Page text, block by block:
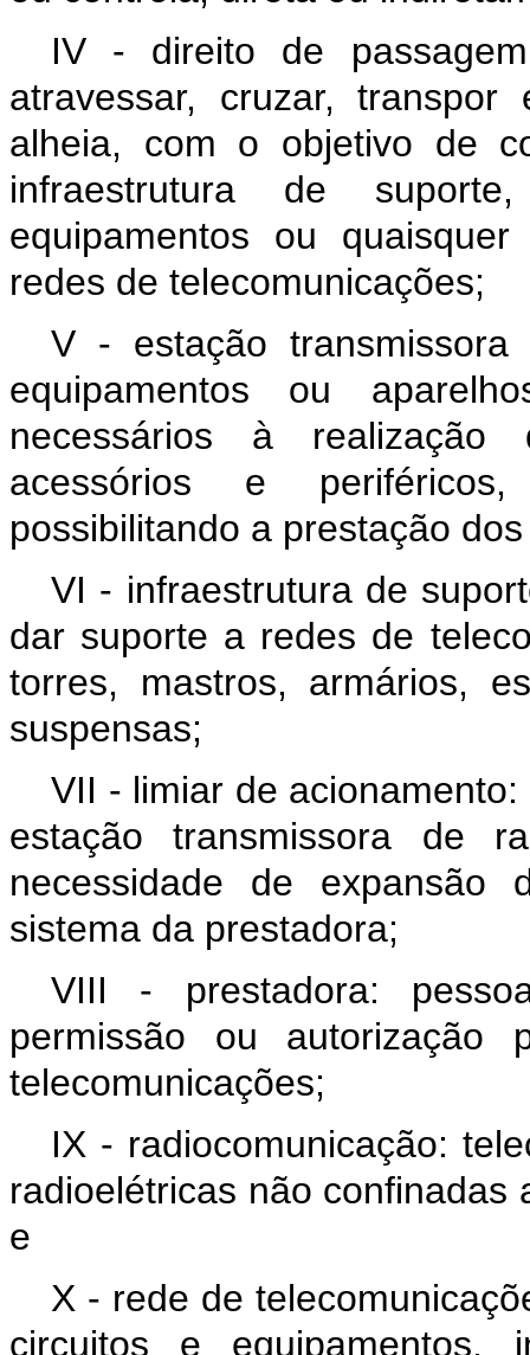
IV - direito de
atravessar, cruzar,
alheia, com o objetivo de
infraestrutura de
equipamentos ou
redes de telecomunicações;
V - estação transmissora
equipamentos ou
necessários à realização
acessórios e
possibilitando a prestação
VI - infraestrutura de
dar suporte a redes de
torres, mastros, armários,
suspensas;
VII - limiar de
estação transmissora de
necessidade de
sistema da prestadora;
VIII - prestadora:
permissão ou
telecomunicações;
IX - radiocomunicação:
radioelétricas não
e
X - rede de
circuitos e equipamentos,